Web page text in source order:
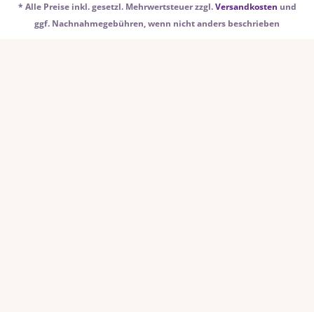
* Alle Preise inkl. gesetzl. Mehrwertsteuer zzgl.Versandkosten und
ggf. Nachnahmegebühren, wenn nicht anders beschrieben